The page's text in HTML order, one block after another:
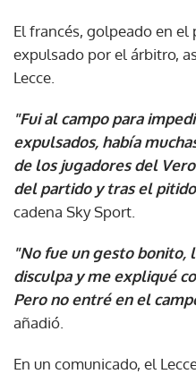
El francés, golpeado en el
expulsado por el árbitro,
Lecce.
"Fui al campo para
expulsados, había
de los jugadores del
del partido y tras el
cadena Sky Sport.
"No fue un gesto bonito,
disculpa y me expliqué
Pero no entré en el
añadió.
En un comunicado, el